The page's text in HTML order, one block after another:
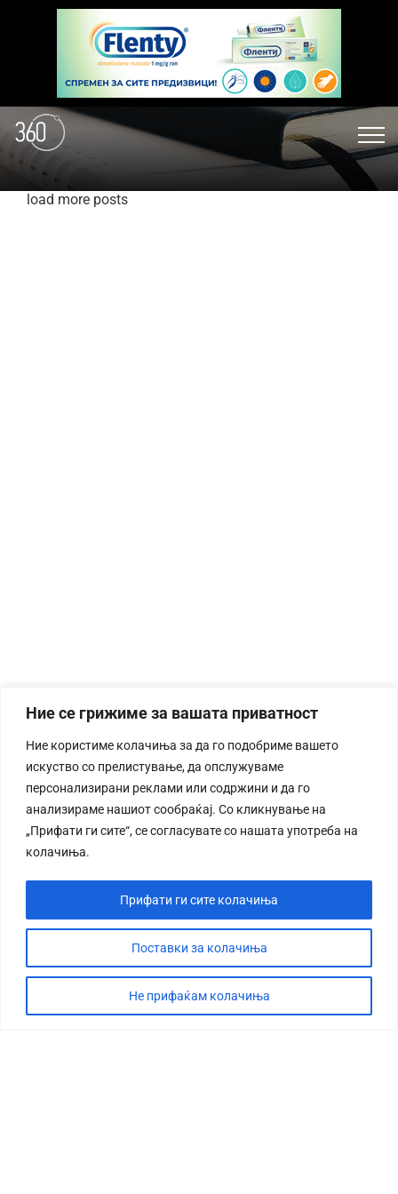
Ние се грижиме за вашата приватност
Ние користиме колачиња за да го подобриме вашето
искуство со прелистување, да опслужуваме
персонализирани реклами или содржини и да го
анализираме нашиот сообраќај. Со кликнување на
„Прифати ги сите“, се согласувате со нашата употреба на
колачиња.
Поставки за колачиња
Не прифаќам колачиња
Прифати ги сите колачиња
load more posts
СТОРИЈА
ДЕБАТА